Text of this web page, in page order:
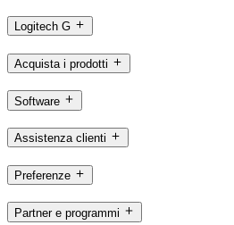
Logitech G
Acquista i prodotti
Software
Assistenza clienti
Preferenze
Partner e programmi